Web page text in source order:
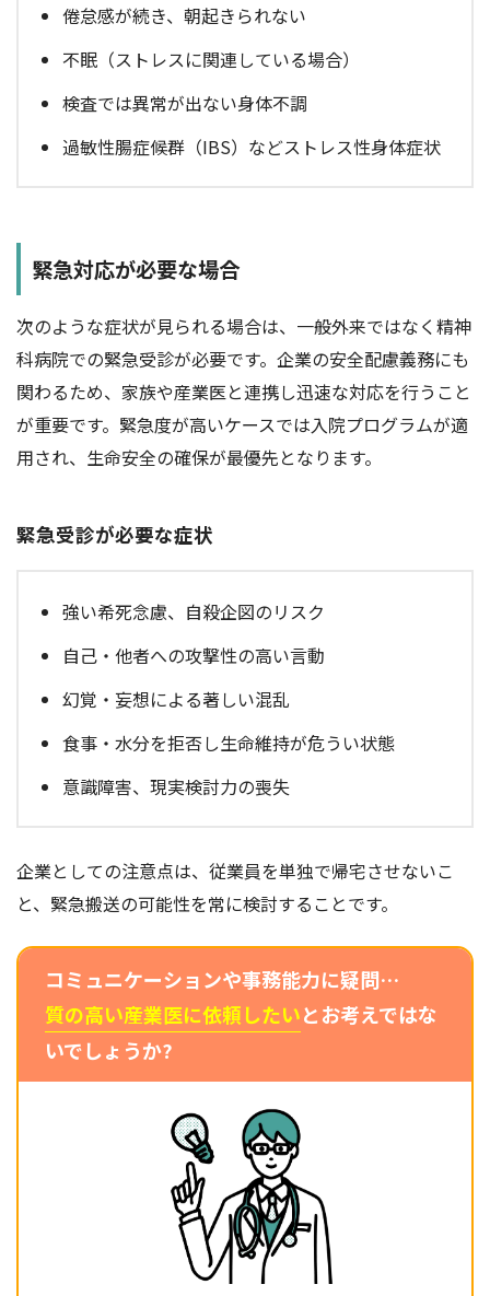
倦怠感が続き、朝起きられない
不眠（ストレスに関連している場合）
検査では異常が出ない身体不調
過敏性腸症候群（IBS）などストレス性身体症状
緊急対応が必要な場合
次のような症状が見られる場合は、一般外来ではなく精神
科病院での緊急受診が必要です。企業の安全配慮義務にも
関わるため、家族や産業医と連携し迅速な対応を行うこと
が重要です。緊急度が高いケースでは入院プログラムが適
用され、生命安全の確保が最優先となります。
緊急受診が必要な症状
強い希死念慮、自殺企図のリスク
自己・他者への攻撃性の高い言動
幻覚・妄想による著しい混乱
食事・水分を拒否し生命維持が危うい状態
意識障害、現実検討力の喪失
企業としての注意点は、従業員を単独で帰宅させないこ
と、緊急搬送の可能性を常に検討することです。
コミュニケーションや事務能力に疑問…
質の高い産業医に依頼したいとお考えではな
いでしょうか?